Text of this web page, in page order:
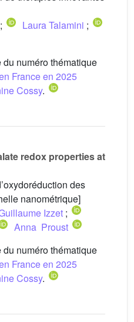
; Laura Talamini ;
numéro thématique
France en 2025
Cossy.
redox properties at
des
nanométrique]
Izzet ;
Anna Proust
numéro thématique
France en 2025
Cossy.